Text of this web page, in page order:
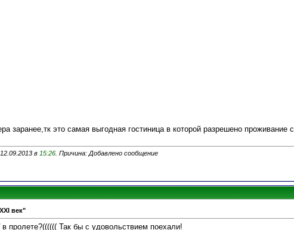
заранее,тк это самая выгодная гостиница в которой разрешено проживание с
в 15:26 . Причина: Добавлено сообщение
век"
пролете?(((((( Так бы с удовольствием поехали!